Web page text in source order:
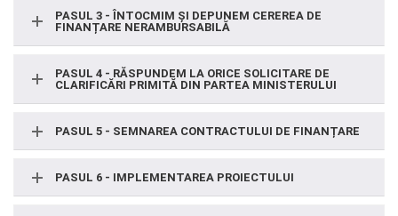
PASUL 3 - ÎNTOCMIM ȘI DEPUNEM CEREREA DE
FINANȚARE NERAMBURSABILĂ
PASUL 4 - RĂSPUNDEM LA ORICE SOLICITARE DE
CLARIFICĂRI PRIMITĂ DIN PARTEA MINISTERULUI
PASUL 5 - SEMNAREA CONTRACTULUI DE FINANȚARE
PASUL 6 - IMPLEMENTAREA PROIECTULUI